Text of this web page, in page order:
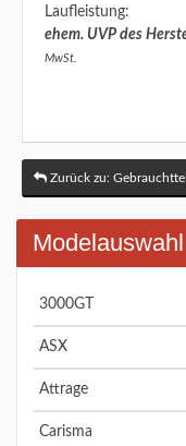
Laufleistung:
ehem. UVP des
MwSt.
Zurück zu:
Modelauswahl
3000GT
ASX
Attrage
Carisma